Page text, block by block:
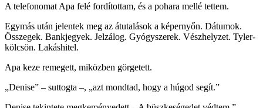
A telefonomat Apa felé fordítottam, és a pohara mellé tettem.
Egymás után jelentek meg az átutalások a képernyőn. Dátumok.
Összegek. Bankjegyek. Jelzálog. Gyógyszerek. Vészhelyzet. Tyler-
kölcsön. Lakáshitel.
Apa keze remegett, miközben görgetett.
„Denise” – suttogta –, „azt mondtad, hogy a húgod segít.”